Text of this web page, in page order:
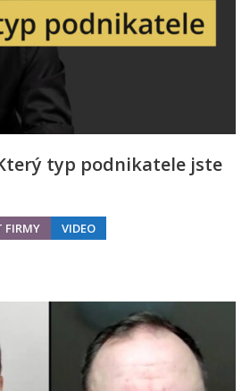
typ podnikatele jste
FIRMY VIDEO